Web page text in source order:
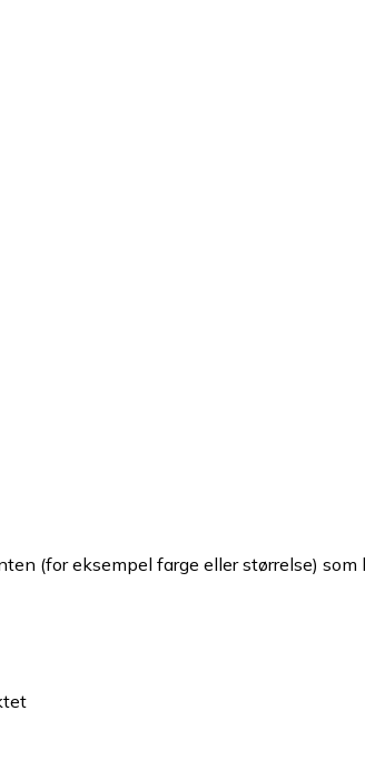
(for eksempel farge eller størrelse)